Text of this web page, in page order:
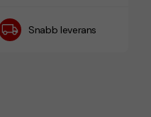
Snabb leverans